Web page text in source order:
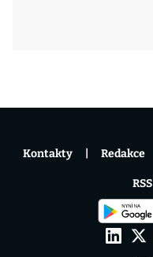
Kontakty Redakce
RSS